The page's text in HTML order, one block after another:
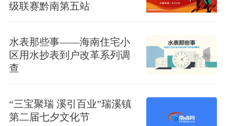
级联赛黔南第五站
水表那些事——海南住宅小
区用水抄表到户改革系列调
查
“三宝聚瑞 溪引百业”瑞溪镇
第二届七夕文化节